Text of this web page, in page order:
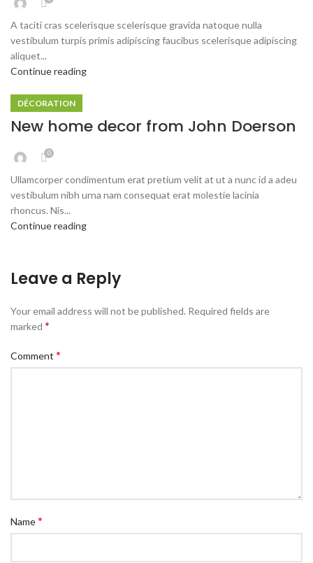
A taciti cras scelerisque scelerisque gravida natoque nulla
vestibulum turpis primis adipiscing faucibus scelerisque adipiscing
aliquet...
Continue reading
DÉCORATION
New home decor from John Doerson
0
Ullamcorper condimentum erat pretium velit at ut a nunc id a adeu
vestibulum nibh urna nam consequat erat molestie lacinia
rhoncus. Nis...
Continue reading
Leave a Reply
Your email address will not be published. Required fields are
marked *
Comment *
Name*